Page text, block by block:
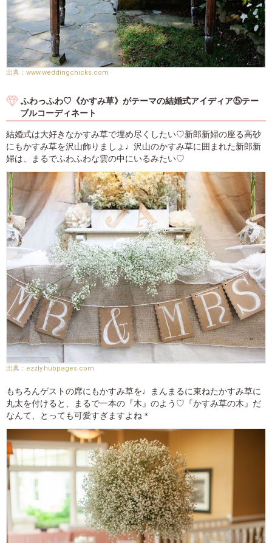
www.weddingchicks.com
ふわっふわ♡《かすみ草》がテーマの結婚式アイディア⑤テー
ブルコーディネート
結婚式は大好きなかすみ草で埋め尽くしたい♡新郎新婦の座る高砂
にもかすみ草を沢山飾りましょ♩沢山のかすみ草に囲まれた新郎新
婦は、まるでふわふわな雲の中にいるみたい♡
ezzly.hubpages.com
もちろんゲストの席にもかすみ草を♩まんまるに束ねたかすみ草に
丸太を付けると、まるで一本の『木』のよう♡『かすみ草の木』だ
なんて、とっても可愛すぎますよね＊